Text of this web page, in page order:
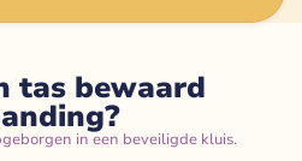
tas bewaard
in een beveiligde kluis.